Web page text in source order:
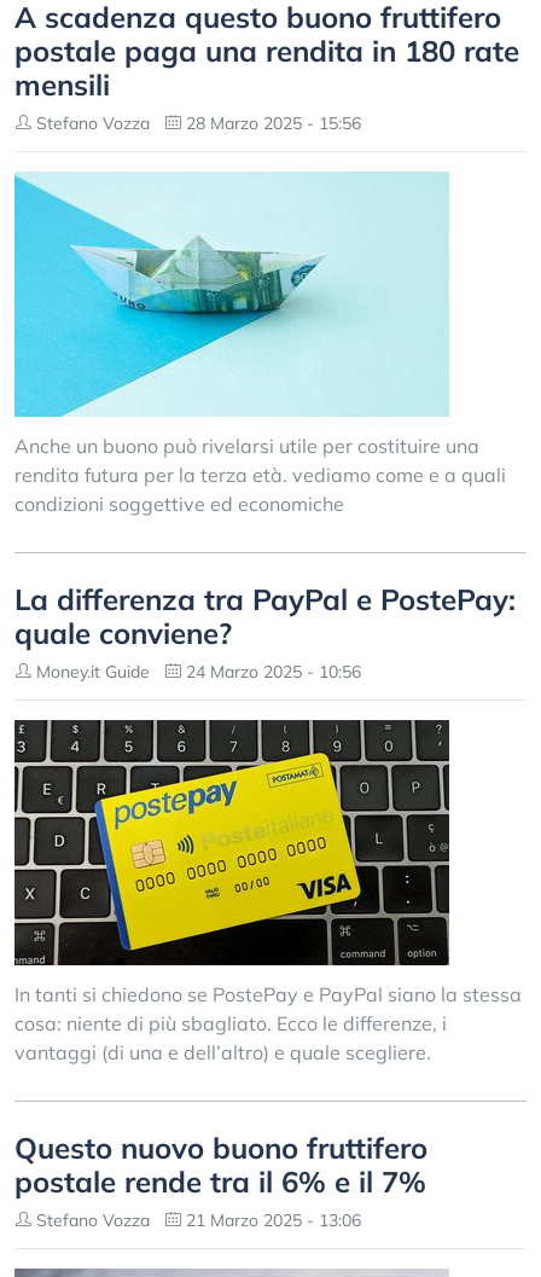
A scadenza questo buono fruttifero
postale paga una rendita in 180 rate
mensili
Stefano Vozza 28 Marzo 2025 - 15:56
Anche un buono può rivelarsi utile per costituire una
rendita futura per la terza età. vediamo come e a quali
condizioni soggettive ed economiche
La differenza tra PayPal e PostePay:
quale conviene?
Money.it Guide 24 Marzo 2025 - 10:56
In tanti si chiedono se PostePay e PayPal siano la stessa
cosa: niente di più sbagliato. Ecco le differenze, i
vantaggi (di una e dell’altro) e quale scegliere.
Questo nuovo buono fruttifero
postale rende tra il 6% e il 7%
Stefano Vozza 21 Marzo 2025 - 13:06